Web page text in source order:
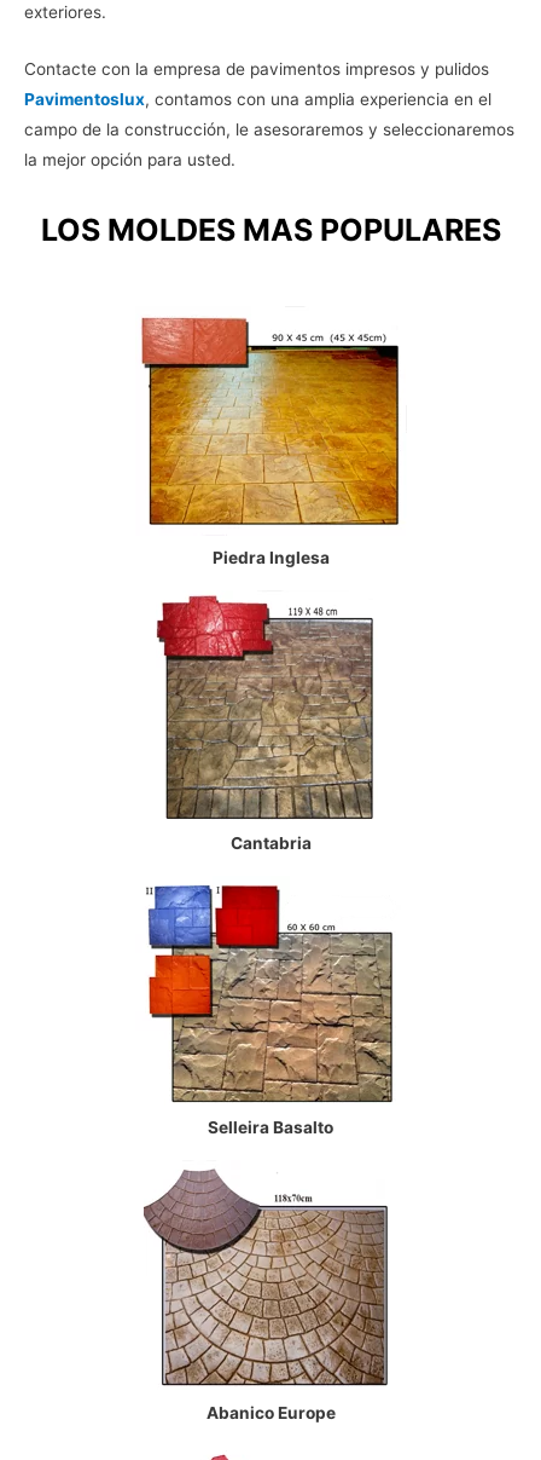
exteriores.
Contacte con la empresa de pavimentos impresos y pulidos
Pavimentoslux, contamos con una amplia experiencia en el
campo de la construcción, le asesoraremos y seleccionaremos
la mejor opción para usted.
LOS MOLDES MAS POPULARES
Piedra Inglesa
Cantabria
Selleira Basalto
Abanico Europe